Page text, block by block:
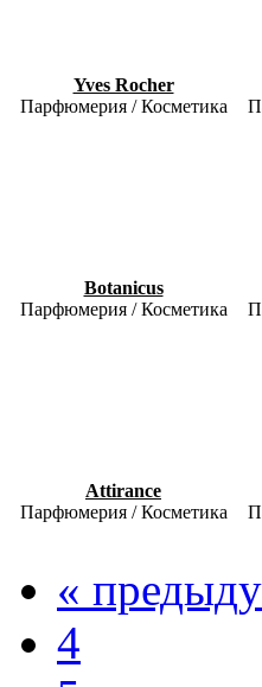
Yves Rocher
Парфюмерия / Косметика
Botanicus
Парфюмерия / Косметика
Attirance
Парфюмерия / Косметика
«
4